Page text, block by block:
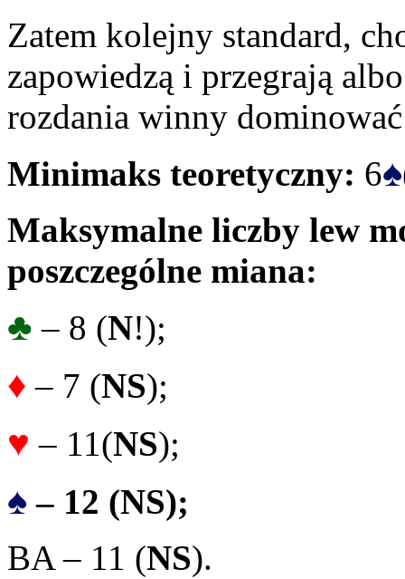
Zatem kolejny standard,
zapowiedzą i przegrają
rozdania winny
Minimaks teoretyczny: 6♠
Maksymalne liczby lew
poszczególne miana:
♣ – 8 (N!);
♦ – 7 (NS);
♥ – 11(NS);
♠ – 12 (NS);
BA – 11 (NS).